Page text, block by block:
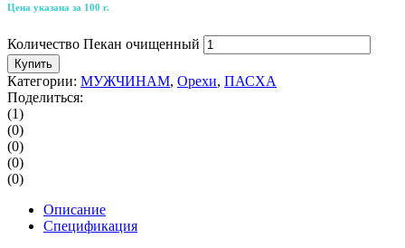
Цена указана за 100 г.
Количество Пекан очищенный
Купить
Категории: МУЖЧИНАМ, Орехи, ПАСХА
Поделиться:
(1)
(0)
(0)
(0)
(0)
Описание
Спецификация